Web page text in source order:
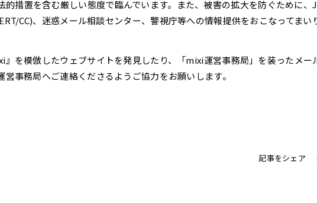
的措置を含む厳しい態度で臨んでいます。また、被害の拡大を防ぐために、
CC)、迷惑メール相談センター、警視庁等への情報提供をおこなってまい
』を模倣したウェブサイトを発見したり、「mixi運営事務局」を装ったメー
営事務局へご連絡くださるようご協力をお願いします。
記事をシェア